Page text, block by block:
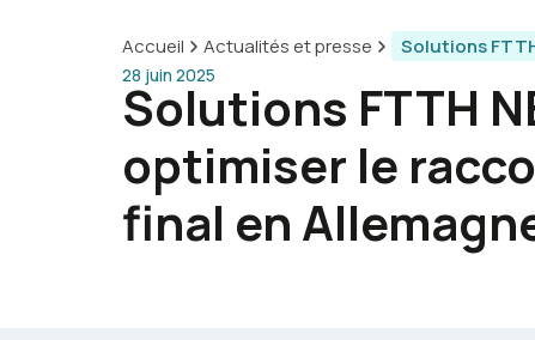
Accueil Actualités et presse Solutions
28 juin 2025
Solutions FTTH
optimiser le
final en